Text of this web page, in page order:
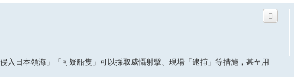
日本領海」「可疑船隻」可以採取威懾射擊、現場「逮捕」等措施，甚至用